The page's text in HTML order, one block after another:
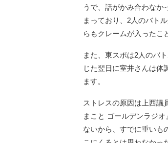
うで、話がかみ合わなか
まっており、2人のバト
らもクレームが入ったこ
また、東スポは2人のバ
じた翌日に室井さんは体
ます。
ストレスの原因は上西議
まこと ゴールデンラジ
ないから、すでに重いも